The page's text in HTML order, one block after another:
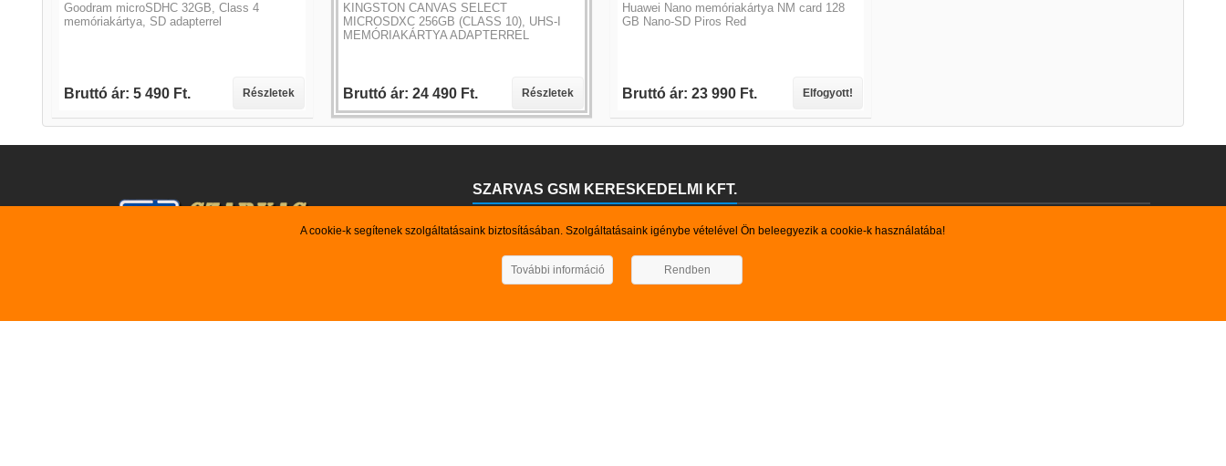
A cookie-k segítenek szolgáltatásaink biztosításában. Szolgáltatásaink igénybe vételével Ön beleegyezik a cookie-k használatába!
További információ Rendben
Goodram microSDHC 32GB, Class 4
memóriakártya, SD adapterrel
Bruttó ár: 5 490 Ft. Részletek
KINGSTON CANVAS SELECT
MICROSDXC 256GB (CLASS 10), UHS-I
MEMÓRIAKÁRTYA ADAPTERREL
Bruttó ár: 24 490 Ft. Részletek
Huawei Nano memóriakártya NM card 128
GB Nano-SD Piros Red
Bruttó ár: 23 990 Ft. Elfogyott!
SZARVAS GSM KERESKEDELMI KFT.
keresett termék, szolgáltatás nem szerepel kínálatunkban, kérem vegye fel velünk a kapcsolatot telefonon, vagy e-mailben!
Elérhetőségeink: Mb.: 0630-55- 88-369, 0670-500- 7-500 Email: szarvasgsm@gmail.com